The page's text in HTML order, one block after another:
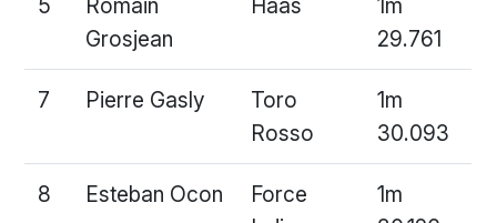
5
Romain
Grosjean
Haas
1m
29.761
7 Pierre Gasly
Toro
Rosso
1m
30.093
8 Esteban Ocon
Force
1m